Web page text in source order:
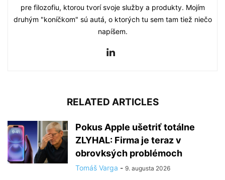
pre filozofiu, ktorou tvorí svoje služby a produkty. Mojím
druhým "koníčkom" sú autá, o ktorých tu sem tam tiež niečo
napíšem.
RELATED ARTICLES
Pokus Apple ušetriť totálne
ZLYHAL: Firma je teraz v
obrovksých problémoch
Tomáš Varga - 9. augusta 2026